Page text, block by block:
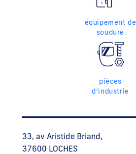
équipement de
soudure
pièces
d’industrie
33, av Aristide Briand,
37600 LOCHES